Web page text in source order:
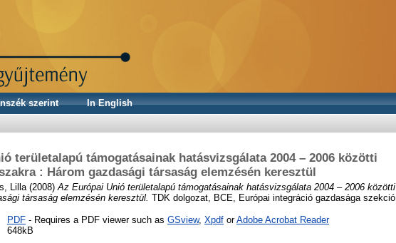
szerint
In English
területalapú támogatásainak hatásvizsgálata 2004 – 2006 közötti
: Három gazdasági társaság elemzésén keresztül
Lilla(2008) Az Európai Unió területalapú támogatásainak hatásvizsgálata 2004 – 2006 közötti
társaság elemzésén keresztül. TDK dolgozat, BCE, Európai integráció gazdasága szekció.
PDF - Requires a PDF viewer such as GSview, Xpdf orAdobe Acrobat Reader
648kB